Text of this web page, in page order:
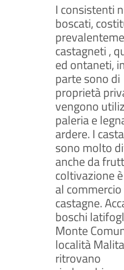
I consistenti
boscati,
castagneti ,
ed ontaneti,
parte sono di
proprietà
vengono
paleria e
ardere. I
sono molto
anche da
coltivazione
al
castagne.
boschi
Monte
località
ritrovano